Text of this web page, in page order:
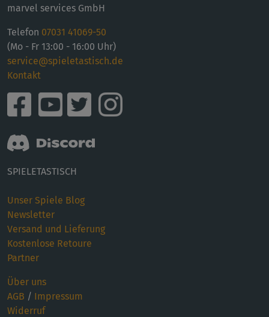
marvel services GmbH
Telefon 07031 41069-50
(Mo - Fr 13:00 - 16:00 Uhr)
service@spieletastisch.de
Kontakt
SPIELETASTISCH
Unser Spiele Blog
Newsletter
Versand und Lieferung
Kostenlose Retoure
Partner
Über uns
AGB / Impressum
Widerruf